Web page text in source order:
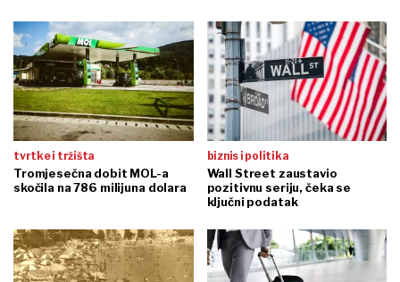
tvrtke i tržišta
Tromjesečna dobit MOL-a
skočila na 786 milijuna dolara
biznis i politika
Wall Street zaustavio
pozitivnu seriju, čeka se
ključni podatak